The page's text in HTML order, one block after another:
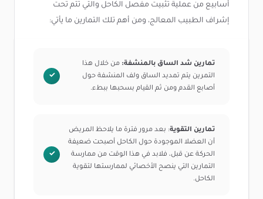
أسابيع من عملية تثبيت مفصل الكاحل والتي تتم تحت
إشراف الطبيب المعالج، ومن أهم تلك التمارين ما يأتي:
تمارين شد الساق بالمنشفة: من خلال هذا
التمرين يتم تمديد الساق ولف المنشفة حول
أصابع القدم ومن ثم القيام بسحبها ببطء.
تمارين التقوية: بعد مرور فترة ما يلاحظ المريض
أن العضلا الموجودة حول الكاحل أصبحت ضعيفة
الحركة عن قبل، فلابد في هذا الوقت من ممارسة
التمارين التي ينصح الأخصائي لممارستها لتقوية
الكاحل.